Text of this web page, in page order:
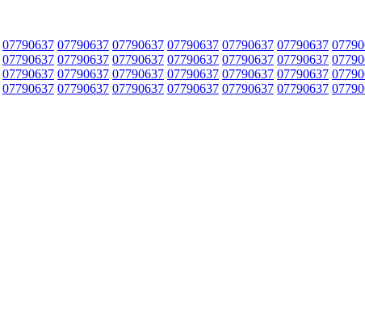
07790637 07790637 07790637 07790637 07790637 07790637
07790637 07790637 07790637 07790637 07790637 07790637
07790637 07790637 07790637 07790637 07790637 07790637
07790637 07790637 07790637 07790637 07790637 07790637